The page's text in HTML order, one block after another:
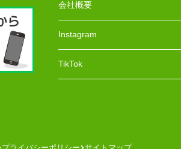
会社概要
Instagram
TikTok